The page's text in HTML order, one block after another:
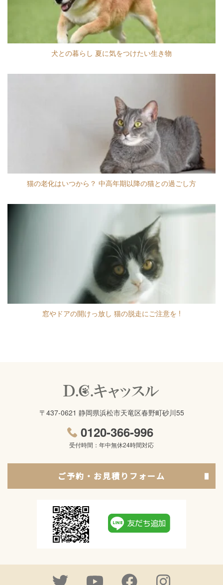
犬との暮らし 夏に気をつけたい生き物
猫の老化はいつから？ 中高年期以降の猫との過ごし方
窓やドアの開けっ放し 猫の脱走にご注意を !
〒437-0621 静岡県浜松市天竜区春野町砂川55
0120-366-996
受付時間：年中無休24時間対応
ご予約・お見積りフォーム